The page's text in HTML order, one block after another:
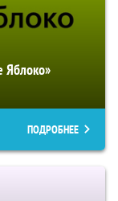
Яблоко»
ПОДРОБНЕЕ